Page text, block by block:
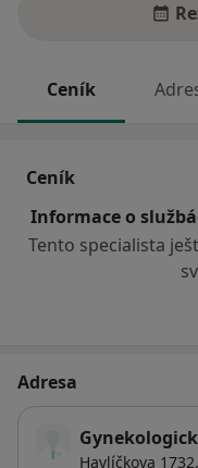
Ceník
Ceník
Informace o
Tento specialista
Adresa
Havlíčkova 1732,